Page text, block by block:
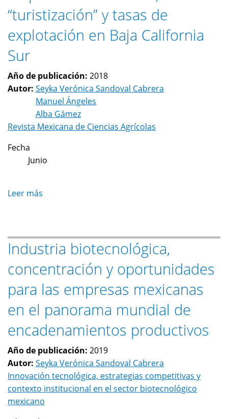
lectura
económica
“turistización” y tasas de
explotación en Baja California
Sur
Año de publicación: 2018
Autor: Seyka Verónica Sandoval Cabrera
Manuel Ángeles
Alba Gámez
Revista Mexicana de Ciencias Agrícolas
Fecha
Junio
Leer más
“turistización”
y
tasas
de
explotación
en
Baja
California
Sur
Industria biotecnológica,
concentración y oportunidades
para las empresas mexicanas
en el panorama mundial de
encadenamientos productivos
Año de publicación: 2019
Autor: Seyka Verónica Sandoval Cabrera
Innovación tecnológica, estrategias competitivas y
contexto institucional en el sector biotecnológico
mexicano